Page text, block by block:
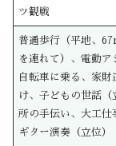
ツ観戦
普通歩行（平地、
を連れて）、電動ア
自転車に乗る、家財
け、子どもの世話（
所の手伝い、大工仕
ギター演奏（立位）